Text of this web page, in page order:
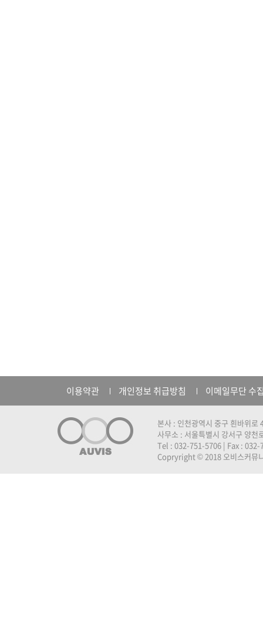
이용약관 개인정보 취급방침 이메일무단 수
본사 : 인천광역시 중구 흰바위
사무소 : 서울특별시 강서구 양천
Tel : 032-751-5706 | Fax :
Copryright © 2018 오비스커뮤